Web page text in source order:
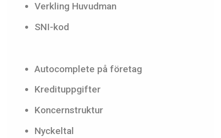
Verkling Huvudman
SNI-kod
Autocomplete på företag
Kredituppgifter
Koncernstruktur
Nyckeltal